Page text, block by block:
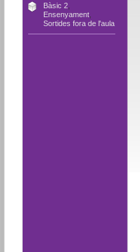
Bàsic 2,
Ensenyament,
Sortides fora de l'aula